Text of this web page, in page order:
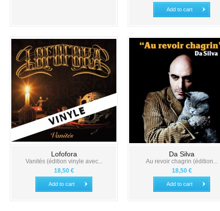
Add to cart
Lofofora
Vanités (édition vinyle avec...
18,50 €
Add to cart
Da Silva
Au revoir chagrin (édition...
18,50 €
Add to cart